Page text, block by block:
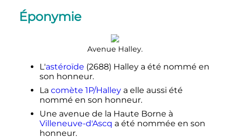
Éponymie
Avenue Halley.
L'astéroïde (2688) Halley a été nommé en
son honneur.
La comète 1P/Halleya elle aussi été
nommé en son honneur.
Une avenue de la Haute Borne à
Villeneuve-d'Ascq a été nommée en son
honneur.